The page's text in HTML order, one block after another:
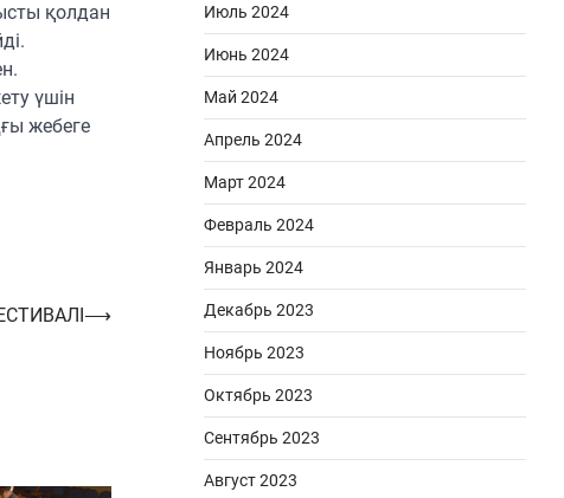
қолдан
үшін
жебеге
⟶
Июль 2024
Июнь 2024
Май 2024
Апрель 2024
Март 2024
Февраль 2024
Январь 2024
Декабрь 2023
Ноябрь 2023
Октябрь 2023
Сентябрь 2023
Август 2023